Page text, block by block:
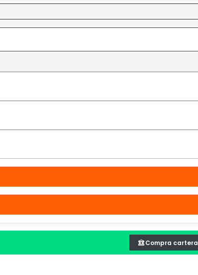
Compra cartera